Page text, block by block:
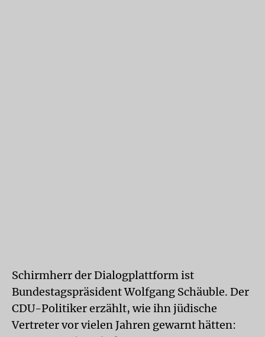
Schirmherr der Dialogplattform ist
Bundestagspräsident Wolfgang Schäuble. Der
CDU-Politiker erzählt, wie ihn jüdische
Vertreter vor vielen Jahren gewarnt hätten: